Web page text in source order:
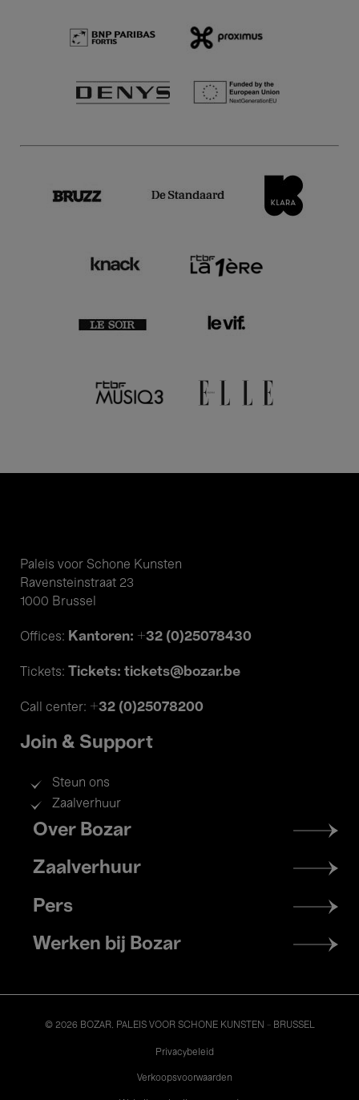
Paleis voor Schone Kunsten
Ravensteinstraat 23
1000 Brussel
Offices: Kantoren: +32 (0)25078430
Tickets: Tickets: tickets@bozar.be
Call center: +32 (0)25078200
Join & Support
Steun ons
Zaalverhuur
Footer
menu
Over Bozar
Zaalverhuur
Pers
Werken bij Bozar
© 2026 BOZAR. PALEIS VOOR SCHONE KUNSTEN - BRUSSEL
Privacybeleid
Verkoopsvoorwaarden